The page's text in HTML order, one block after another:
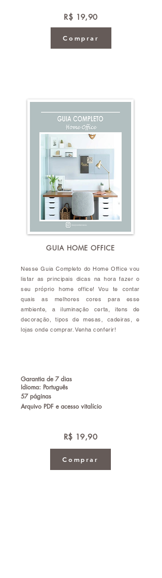
R$ 19,90
Comprar
GUIA HOME OFFICE
Nesse Guia Completo do Home Office vou
listar as principais dicas na hora fazer o
seu próprio home office! Vou te contar
quais as melhores cores para esse
ambiente, a iluminação certa, itens de
decoração, tipos de mesas, cadeiras, e
lojas onde comprar. Venha conferir!
Garantia de 7 dias
Idioma: Português
57 páginas
Arquivo PDF e acesso vitalício
R$ 19,90
Comprar